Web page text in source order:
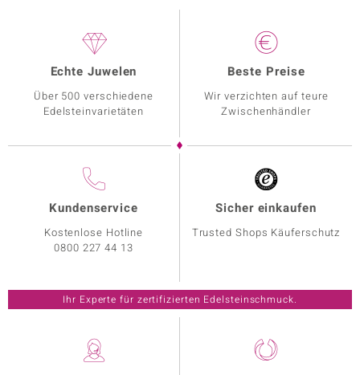
Echte Juwelen
Über 500 verschiedene
Edelsteinvarietäten
Beste Preise
Wir verzichten auf teure
Zwischenhändler
Kundenservice
Kostenlose Hotline
0800 227 44 13
Sicher einkaufen
Trusted Shops Käuferschutz
Ihr Experte für zertifizierten Edelsteinschmuck.